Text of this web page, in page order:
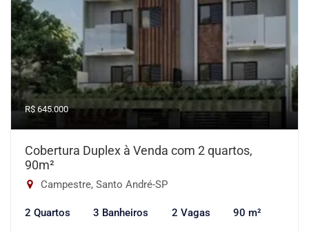
R$ 645.000
Cobertura Duplex à Venda com 2 quartos,
90m²
Campestre, Santo André-SP
2 Quartos 3 Banheiros 2 Vagas 90 m²